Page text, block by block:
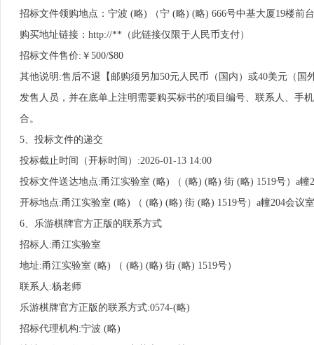
招标文件领购地点：宁波 (略) （宁 (略) (略) 666号中基大厦19楼前
购买地址链接：http://**（此链接仅限于人民币支付）
招标文件售价:￥500/$80
其他说明:售后不退【邮购须另加50元人民币（国内）或40美元（
发售人员，并在底单上注明需要购买标书的项目编号、联系人、手
合。
5、投标文件的递交
投标截止时间（开标时间）:2026-01-13 14:00
投标文件送达地点:甬江实验室 (略) （ (略) (略) 街 (略) 1519号）a幢
开标地点:甬江实验室 (略) （ (略) (略) 街 (略) 1519号）a幢204会议室
6、乐游棋牌官方正版的联系方式
招标人:甬江实验室
地址:甬江实验室 (略) （ (略) (略) 街 (略) 1519号）
联系人:杨老师
乐游棋牌官方正版的联系方式:0574-(略)
招标代理机构:宁波 (略)